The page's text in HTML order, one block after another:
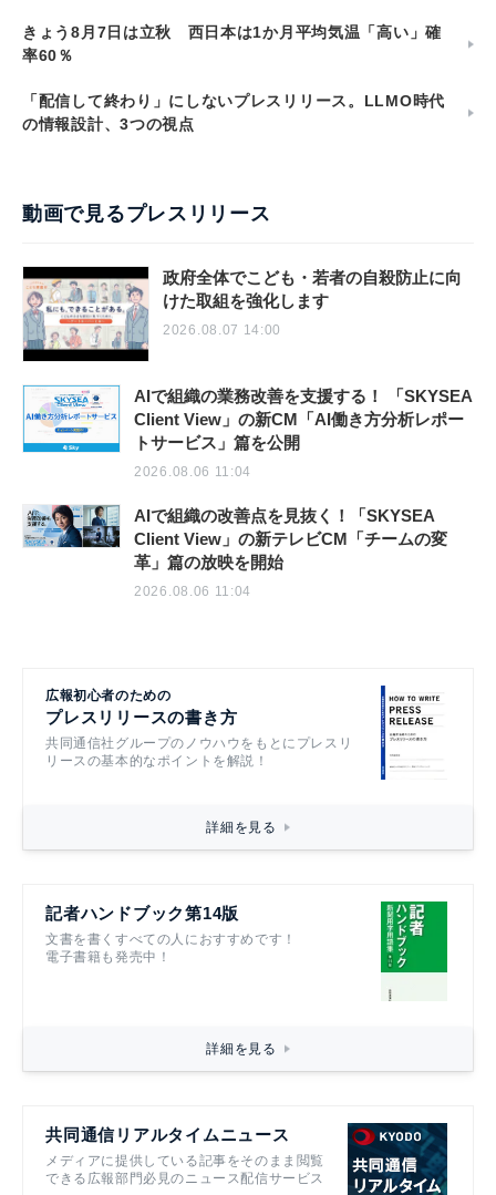
きょう8月7日は立秋 西日本は1か月平均気温「高い」確
率60％
「配信して終わり」にしないプレスリリース。LLMO時代
の情報設計、3つの視点
動画で見るプレスリリース
政府全体でこども・若者の自殺防止に向
けた取組を強化します
2026.08.07 14:00
AIで組織の業務改善を支援する！ 「SKYSEA
Client View」の新CM「AI働き方分析レポー
トサービス」篇を公開
2026.08.06 11:04
AIで組織の改善点を見抜く！「SKYSEA
Client View」の新テレビCM「チームの変
革」篇の放映を開始
2026.08.06 11:04
広報初心者のための
プレスリリースの書き方
共同通信社グループのノウハウをもとにプレスリ
リースの基本的なポイントを解説！
詳細を見る
記者ハンドブック第14版
文書を書くすべての人におすすめです！
電子書籍も発売中！
詳細を見る
共同通信リアルタイムニュース
メディアに提供している記事をそのまま閲覧
できる広報部門必見のニュース配信サービス